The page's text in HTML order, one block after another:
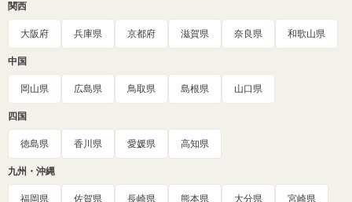
関西
大阪府 兵庫県 京都府 滋賀県 奈良県 和歌山県
中国
岡山県 広島県 鳥取県 島根県 山口県
四国
徳島県 香川県 愛媛県 高知県
九州・沖縄
福岡県 佐賀県 長崎県 熊本県 大分県 宮崎県